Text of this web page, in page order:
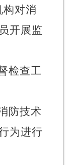
构对消
开展监
检查工
防技术
为进行